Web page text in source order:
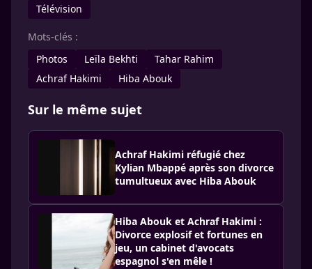
Télévision
Mots-clés :
Photos
Leïla Bekhti
Tahar Rahim
Achraf Hakimi
Hiba Abouk
Sur le même sujet
Achraf Hakimi réfugié chez
Kylian Mbappé après son divorce
tumultueux avec Hiba Abouk
Hiba Abouk et Achraf Hakimi :
Divorce explosif et fortunes en
jeu, un cabinet d'avocats
espagnol s'en mêle !